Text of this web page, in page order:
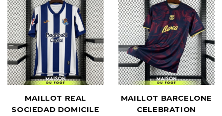
MAILLOT REAL
SOCIEDAD DOMICILE
MAILLOT BARCELONE
CELEBRATION